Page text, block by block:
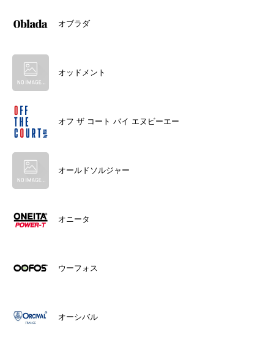
オブラダ
オッドメント
オフ ザ コート バイ エヌビーエー
オールドソルジャー
オニータ
ウーフォス
オーシバル